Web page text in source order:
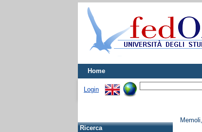
Home
Login
Ricerca